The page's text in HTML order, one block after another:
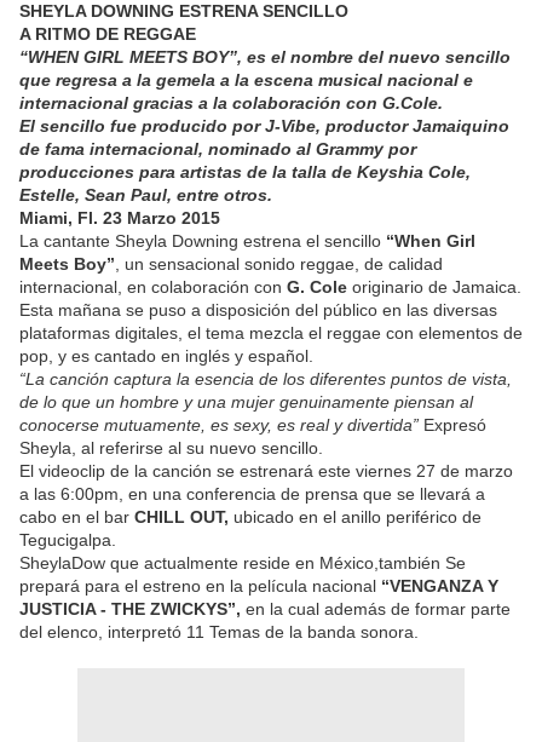
SHEYLA DOWNING ESTRENA SENCILLO
A RITMO DE REGGAE
“WHEN GIRL MEETS BOY”, es el nombre del nuevo sencillo
que regresa a la gemela a la escena musical nacional e
internacional gracias a la colaboración con G.Cole.
El sencillo fue producido por J-Vibe, productor Jamaiquino
de fama internacional, nominado al Grammy por
producciones para artistas de la talla de Keyshia Cole,
Estelle, Sean Paul, entre otros.
Miami, Fl. 23 Marzo 2015
La cantante Sheyla Downing estrena el sencillo “When Girl
Meets Boy” , un sensacional sonido reggae, de calidad
internacional, en colaboración con G. Cole originario de Jamaica.
Esta mañana se puso a disposición del público en las diversas
plataformas digitales, el tema mezcla el reggae con elementos de
pop, y es cantado en inglés y español.
“La canción captura la esencia de los diferentes puntos de vista,
de lo que un hombre y una mujer genuinamente piensan al
conocerse mutuamente, es sexy, es real y divertida” Expresó
Sheyla, al referirse al su nuevo sencillo.
El videoclip de la canción se estrenará este viernes 27 de marzo
a las 6:00pm, en una conferencia de prensa que se llevará a
cabo en el bar CHILL OUT, ubicado en el anillo periférico de
Tegucigalpa.
SheylaDow que actualmente reside en México,también Se
prepará para el estreno en la película nacional “VENGANZA Y
JUSTICIA - THE ZWICKYS”, en la cual además de formar parte
del elenco, interpretó 11 Temas de la banda sonora.